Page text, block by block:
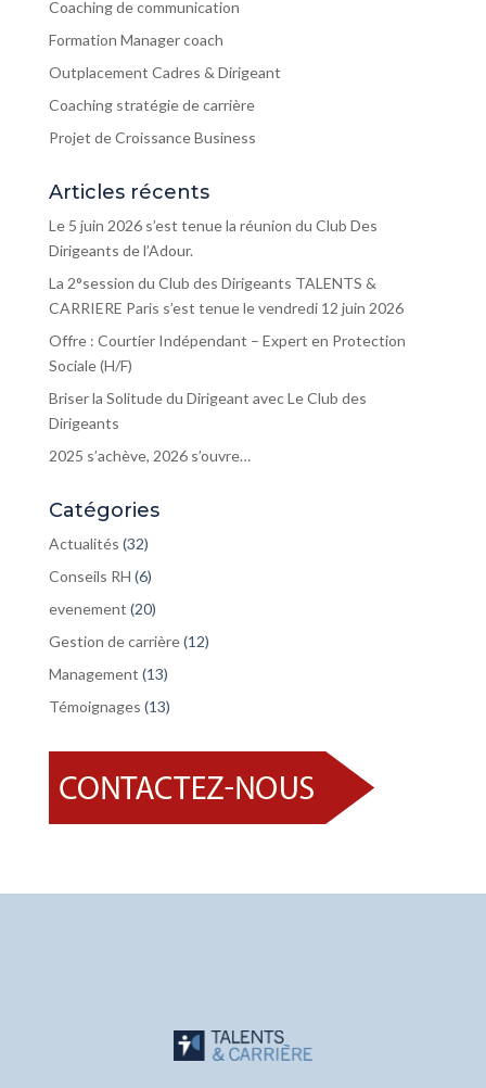
Coaching de communication
Formation Manager coach
Outplacement Cadres & Dirigeant
Coaching stratégie de carrière
Projet de Croissance Business
Articles récents
Le 5 juin 2026 s’est tenue la réunion du Club Des
Dirigeants de l’Adour.
La 2°session du Club des Dirigeants TALENTS &
CARRIERE Paris s’est tenue le vendredi 12 juin 2026
Offre : Courtier Indépendant – Expert en Protection
Sociale (H/F)
Briser la Solitude du Dirigeant avec Le Club des
Dirigeants
2025 s’achève, 2026 s’ouvre…
Catégories
Actualités (32)
Conseils RH (6)
evenement (20)
Gestion de carrière(12)
Management (13)
Témoignages (13)